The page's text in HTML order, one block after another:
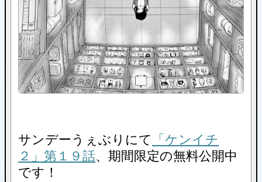
サンデーうぇぶりにて
「ケンイチ
２」第１９話、期間限定の無料公開中
です！